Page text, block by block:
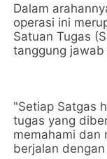
Dalam
operasi ini
Satuan Tugas
tanggung
"Setiap Satgas
tugas yang
memahami dan
berjalan